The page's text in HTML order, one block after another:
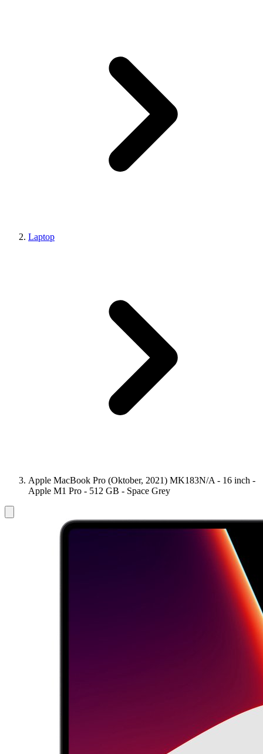
Laptop
Apple MacBook Pro (Oktober, 2021) MK183N/A - 16 inch -
Apple M1 Pro - 512 GB - Space Grey